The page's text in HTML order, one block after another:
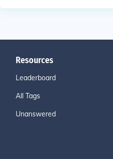
Resources
Leaderboard
All Tags
Unanswered